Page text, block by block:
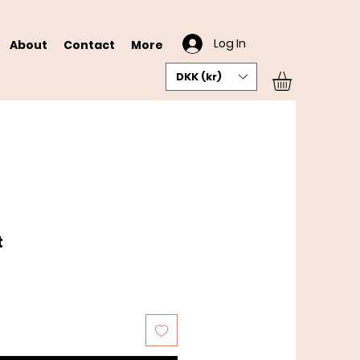
About Contact More Log In
DKK (kr)